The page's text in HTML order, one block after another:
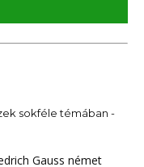
sokféle témában -